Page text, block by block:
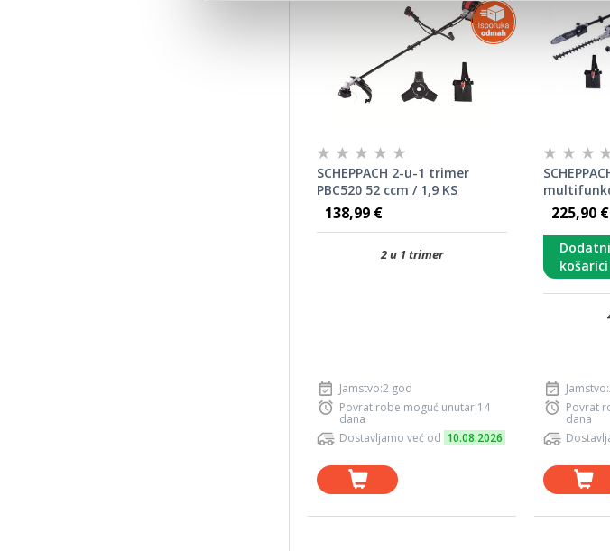
SCHEPPACH 2-u-1 trimer
PBC520 52 ccm / 1,9 KS
138,99 €
2 u 1 trimer
Jamstvo:2 god
Povrat robe moguć unutar 14
dana
Dostavljamo već od 10.08.2026
Pro Cut
KS
225,90 €
košarici
Povrat
dana